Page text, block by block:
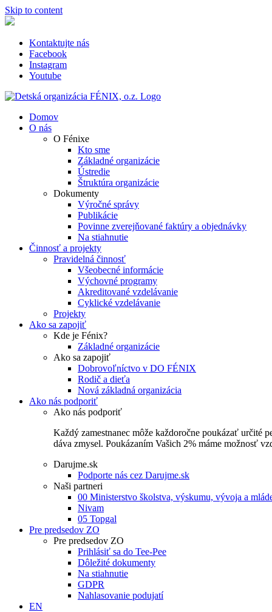
Skip to content
Kontaktujte nás
Facebook
Instagram
Youtube
Domov
O nás
O Fénixe
Kto sme
Základné organizácie
Ústredie
Štruktúra organizácie
Dokumenty
Výročné správy
Publikácie
Povinne zverejňované faktúry a objednávky
Na stiahnutie
Činnosť a projekty
Pravidelná činnosť
Všeobecné informácie
Výchovné programy
Akreditované vzdelávanie
Cyklické vzdelávanie
Projekty
Ako sa zapojiť
Kde je Fénix?
Základné organizácie
Ako sa zapojiť
Dobrovoľníctvo v DO FÉNIX
Rodič a dieťa
Nová základná organizácia
Ako nás podporiť
Ako nás podporiť
Každý zamestnanec môže každoročne poukázať určité
dáva zmysel. Poukázaním Vašich 2% máme možnosť
Darujme.sk
Podporte nás cez Darujme.sk
Naši partneri
00 Ministerstvo školstva, výskumu, vývoja a
Nivam
05 Topgal
Pre predsedov ZO
Pre predsedov ZO
Prihlásiť sa do Tee-Pee
Dôležité dokumenty
Na stiahnutie
GDPR
Nahlasovanie podujatí
EN